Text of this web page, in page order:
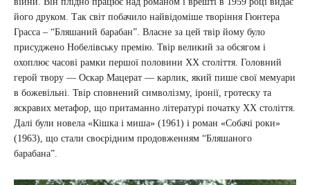
його друком. Так світ побачило найвідоміше творіння Гюнтера
Грасса – “Бляшаний барабан”. Власне за цей твір йому було
присуджено Нобелівську премію. Твір великий за обсягом і
охоплює часові рамки першої половини XX століття. Головний
герой твору — Оскар Мацерат — карлик, який пише свої мемуари
в божевільні. Твір сповнений символізму, іронії, гротеску та
яскравих метафор, що притаманно літературі початку XX століття.
Далі були новела «Кішка і миша» (1961) і роман «Собачі роки»
(1963), що стали своєрідним продовженням “Бляшаного
барабана”.